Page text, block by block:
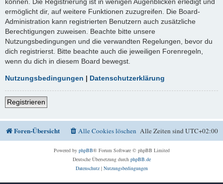
ermöglicht dir, auf weitere Funktionen zuzugreifen. Die Board-
Administration kann registrierten Benutzern auch zusätzliche
Berechtigungen zuweisen. Beachte bitte unsere
Nutzungsbedingungen und die verwandten Regelungen, bevor du
dich registrierst. Bitte beachte auch die jeweiligen Forenregeln,
wenn du dich in diesem Board bewegst.
Nutzungsbedingungen | Datenschutzerklärung
Registrieren
Foren-Übersicht Alle Zeiten sindUTC+02:00
Alle Cookies löschen
Powered by phpBB® Forum Software © phpBB Limited
Deutsche Übersetzung durch phpBB.de
Datenschutz| Nutzungsbedingungen